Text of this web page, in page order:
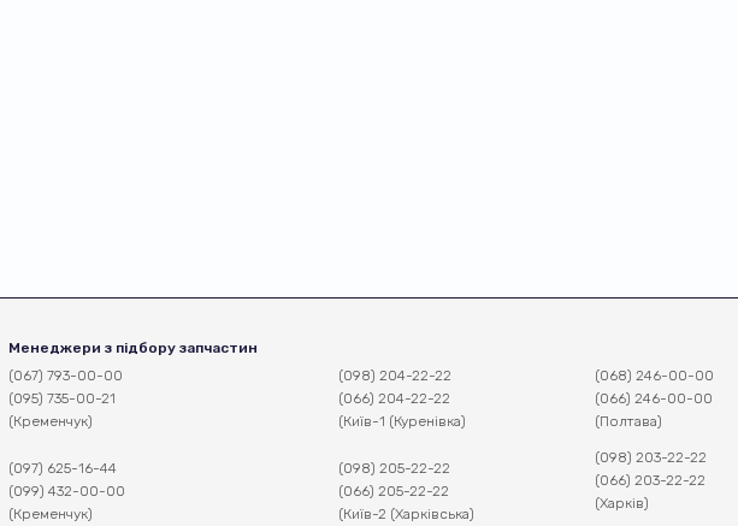
Менеджери з підбору запчастин
(067) 793-00-00
(095) 735-00-21
(Кременчук)
(097) 625-16-44
(099) 432-00-00
(Кременчук)
(098) 204-22-22
(066) 204-22-22
(Київ-1 (Куренівка)
(098) 205-22-22
(066) 205-22-22
(Київ-2 (Харківська)
(068) 246-00-00
(066) 246-00-00
(Полтава)
(098) 203-22-22
(066) 203-22-22
(Харків)